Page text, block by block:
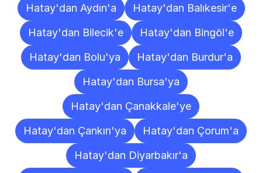
Hatay'dan Aydın'a
Hatay'dan Balıkesir'e
Hatay'dan Bilecik'e
Hatay'dan Bingöl'e
Hatay'dan Bolu'ya
Hatay'dan Burdur'a
Hatay'dan Bursa'ya
Hatay'dan Çanakkale'ye
Hatay'dan Çankırı'ya
Hatay'dan Çorum'a
Hatay'dan Diyarbakır'a